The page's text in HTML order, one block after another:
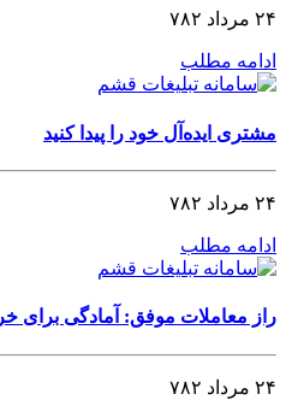
۲۴ مرداد ۷۸۲
ادامه مطلب
مشتری ایده‌آل خود را پیدا کنید
۲۴ مرداد ۷۸۲
ادامه مطلب
راز معاملات موفق: آمادگی برای
۲۴ مرداد ۷۸۲